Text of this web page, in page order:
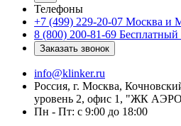
Телефоны
+7 (499) 229-20-07 Москва и
8 (800) 200-81-69 Бесплатный
Заказать звонок
info@klinker.ru
Россия, г. Москва,
уровень 2, офис 1, "ЖК
Пн - Пт: с 9:00 до 18:00